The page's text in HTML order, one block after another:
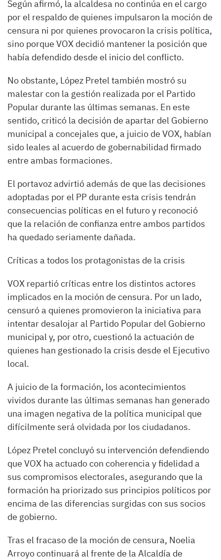
Según afirmó, la alcaldesa no continúa en el cargo
por el respaldo de quienes impulsaron la moción de
censura ni por quienes provocaron la crisis política,
sino porque VOX decidió mantener la posición que
había defendido desde el inicio del conflicto.
No obstante, López Pretel también mostró su
malestar con la gestión realizada por el Partido
Popular durante las últimas semanas. En este
sentido, criticó la decisión de apartar del Gobierno
municipal a concejales que, a juicio de VOX, habían
sido leales al acuerdo de gobernabilidad firmado
entre ambas formaciones.
El portavoz advirtió además de que las decisiones
adoptadas por el PP durante esta crisis tendrán
consecuencias políticas en el futuro y reconoció
que la relación de confianza entre ambos partidos
ha quedado seriamente dañada.
Críticas a todos los protagonistas de la crisis
VOX repartió críticas entre los distintos actores
implicados en la moción de censura. Por un lado,
censuró a quienes promovieron la iniciativa para
intentar desalojar al Partido Popular del Gobierno
municipal y, por otro, cuestionó la actuación de
quienes han gestionado la crisis desde el Ejecutivo
local.
A juicio de la formación, los acontecimientos
vividos durante las últimas semanas han generado
una imagen negativa de la política municipal que
difícilmente será olvidada por los ciudadanos.
López Pretel concluyó su intervención defendiendo
que VOX ha actuado con coherencia y fidelidad a
sus compromisos electorales, asegurando que la
formación ha priorizado sus principios políticos por
encima de las diferencias surgidas con sus socios
de gobierno.
Tras el fracaso de la moción de censura, Noelia
Arroyo continuará al frente de la Alcaldía de